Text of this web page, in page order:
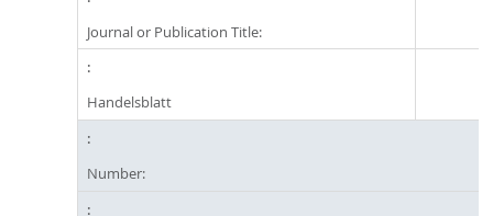
Journal or Publication Title:
Handelsblatt
Number: